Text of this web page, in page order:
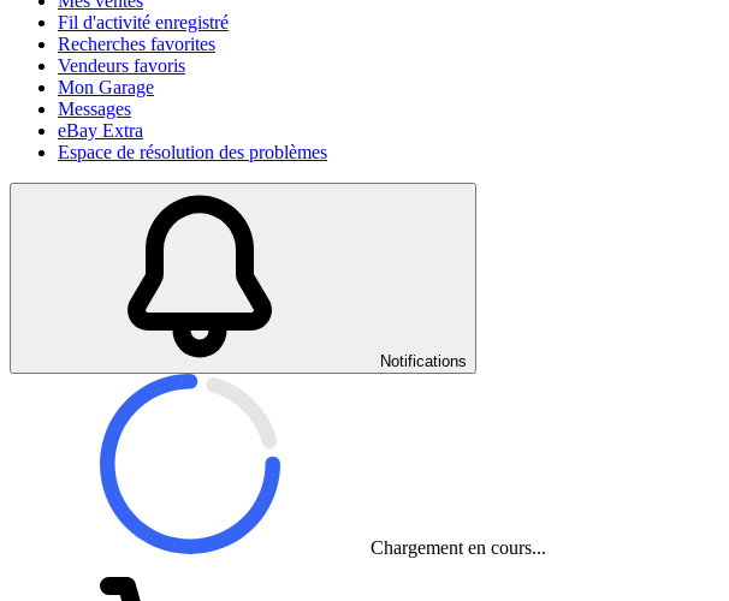
Fil d'activité enregistré
Recherches favorites
Vendeurs favoris
Mon Garage
Messages
eBay Extra
Espace de résolution des problèmes
Notifications
Chargement en cours...